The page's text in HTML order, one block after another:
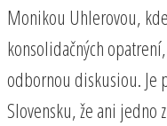
Monikou Uhlerovou,
konsolidačných
odbornou diskusiou. Je
Slovensku, že ani jedno